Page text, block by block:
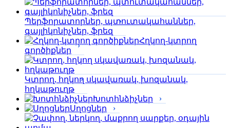
Պերֆորա­տորներ, պտուտակահաններ,
գայլիկոնիչներ, ֆրեզ
Հղկող-կտրող
գործիքներ
Կտրող, հղկող սկավառակ, խոզանակ,
հղկաթուղթ
Խոտհնձիչներ
Սղոցներ